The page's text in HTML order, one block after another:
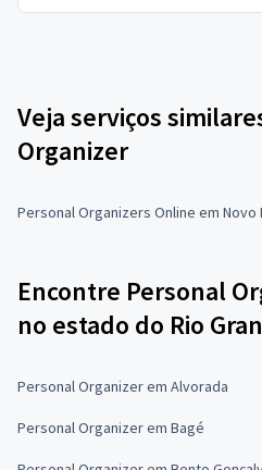
Veja serviços
Organizer
Personal Organizers Online em Novo
Encontre Personal
no estado do Rio
Personal Organizer em Alvorada
Personal Organizer em Bagé